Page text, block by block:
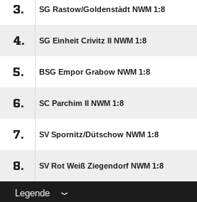
3. SG Rastow/​Goldenstädt NWM 1:8
4. SG Einheit Crivitz II NWM 1:8
5. BSG Empor Grabow NWM 1:8
6. SC Parchim II NWM 1:8
7. SV Spornitz/​Dütschow NWM 1:8
8. SV Rot Weiß Ziegendorf NWM 1:8
Legende